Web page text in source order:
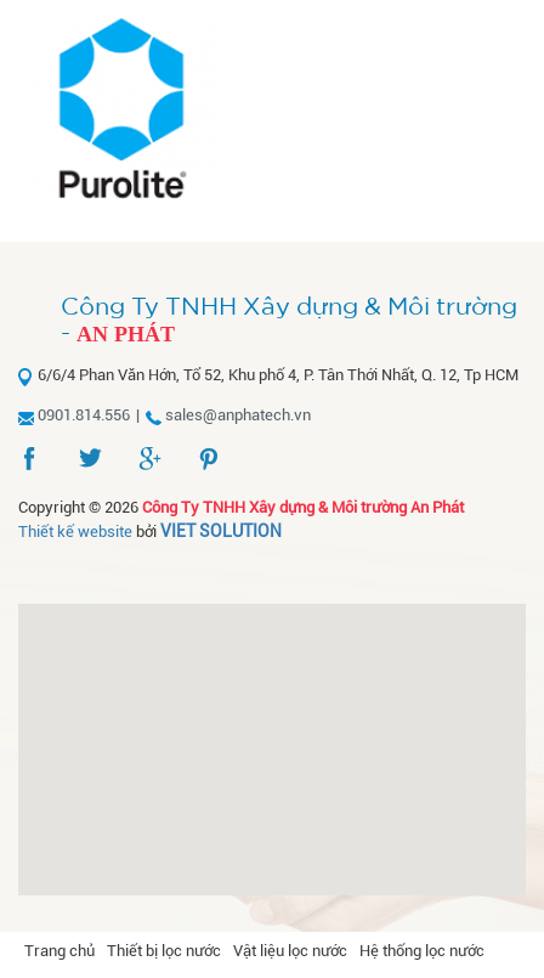
Công Ty TNHH Xây dựng & Môi trường
- AN PHÁT
6/6/4 Phan Văn Hớn, Tổ 52, Khu phố 4, P. Tân Thới Nhất, Q. 12, Tp HCM
0901.814.556 | sales@anphatech.vn
Copyright © 2026 Công Ty TNHH Xây dựng & Môi trường An Phát
Thiết kế website bởi VIET SOLUTION
Trang chủ Thiết bị lọc nước Vật liệu lọc nước Hệ thống lọc nước